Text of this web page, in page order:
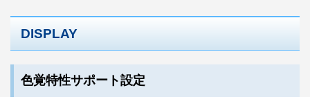
DISPLAY
色覚特性サポート設定